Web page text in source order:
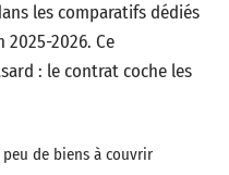
les comparatifs dédiés
2026. Ce
: le contrat coche les
de biens à couvrir